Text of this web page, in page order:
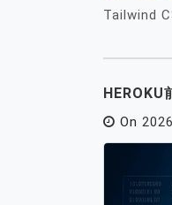
Tailwind
HEROKU
On